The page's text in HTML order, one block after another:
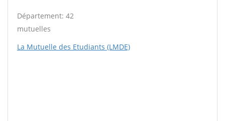
Département: 42
mutuelles
La Mutuelle des Etudiants (LMDE)